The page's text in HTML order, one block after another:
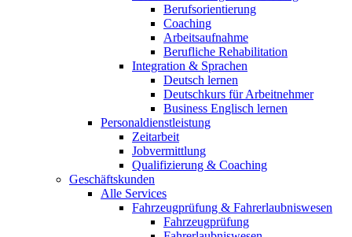
Berufsorientierung
Coaching
Arbeitsaufnahme
Berufliche Rehabilitation
Integration & Sprachen
Deutsch lernen
Deutschkurs für Arbeitnehmer
Business Englisch lernen
Personaldienstleistung
Zeitarbeit
Jobvermittlung
Qualifizierung & Coaching
Geschäftskunden
Alle Services
Fahrzeugprüfung & Fahrerlaubniswesen
Fahrzeugprüfung